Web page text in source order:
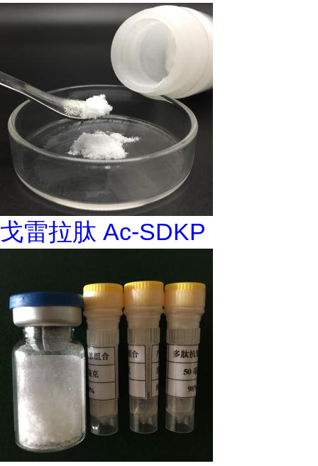
戈雷拉肽 Ac-SDKP